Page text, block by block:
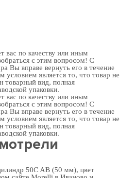
вас по качеству или иным
с этим вопросом! С
Вы вправе вернуть его в течение
является то, что товар не
товарный вид, полная
упаковки.
вас по качеству или иным
с этим вопросом! С
Вы вправе вернуть его в течение
является то, что товар не
товарный вид, полная
упаковки.
50C AB (50 мм), цвет